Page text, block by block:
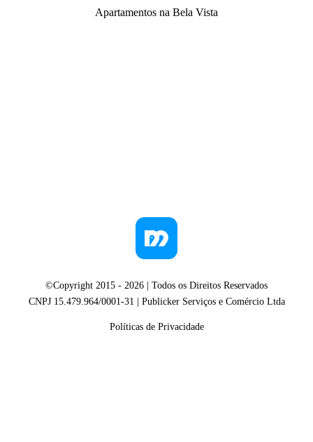
Apartamentos na Bela Vista
©Copyright 2015 - 2026 | Todos os Direitos Reservados
CNPJ 15.479.964/0001-31 | Publicker Serviços e Comércio Ltda
Políticas de Privacidade